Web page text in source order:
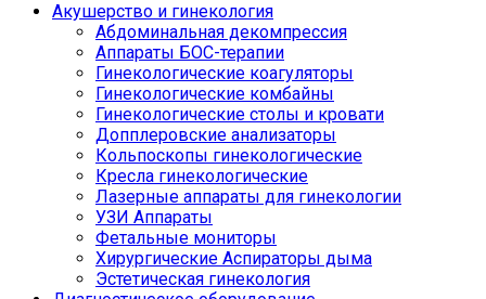
Акушерство и гинекология
Абдоминальная декомпрессия
Аппараты БОС-терапии
Гинекологические коагуляторы
Гинекологические комбайны
Гинекологические столы и кровати
Допплеровские анализаторы
Кольпоскопы гинекологические
Кресла гинекологические
Лазерные аппараты для гинекологии
УЗИ Аппараты
Фетальные мониторы
Хирургические Аспираторы дыма
Эстетическая гинекология